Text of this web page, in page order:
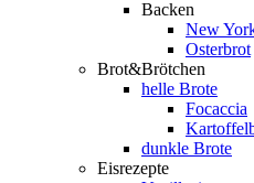
Backen
New
Osterbrot
Brot&Brötchen
helle Brote
Focaccia
dunkle Brote
Eisrezepte